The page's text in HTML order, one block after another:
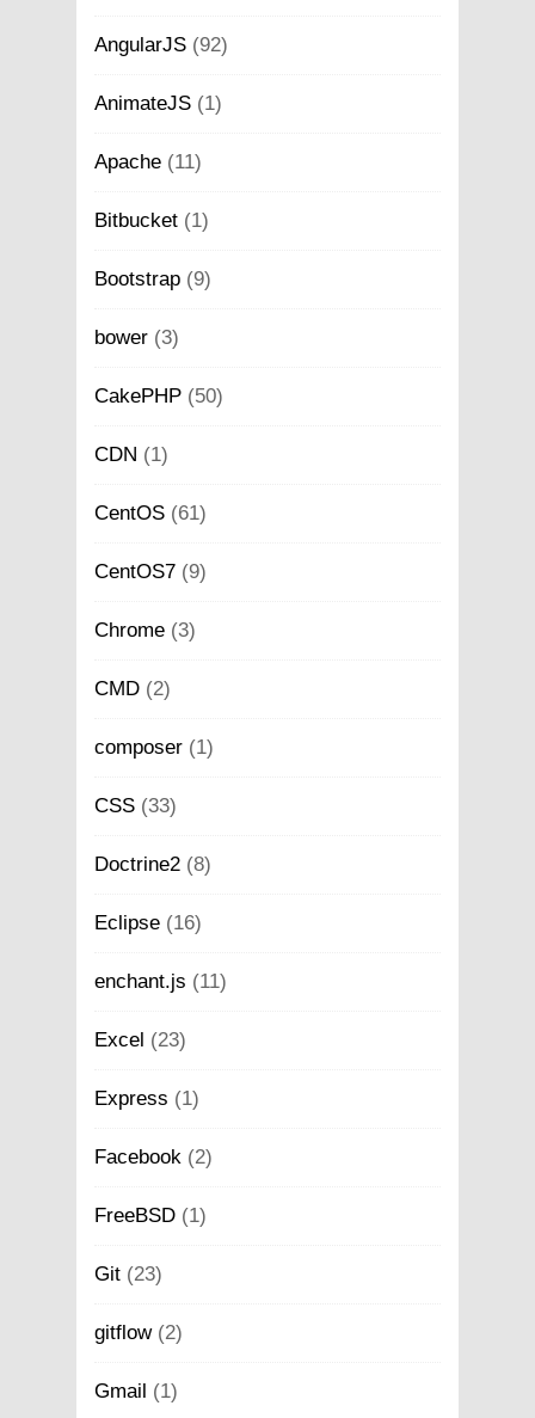
AngularJS (92)
AnimateJS (1)
Apache (11)
Bitbucket (1)
Bootstrap (9)
bower (3)
CakePHP (50)
CDN (1)
CentOS (61)
CentOS7 (9)
Chrome (3)
CMD (2)
composer (1)
CSS (33)
Doctrine2 (8)
Eclipse (16)
enchant.js (11)
Excel (23)
Express (1)
Facebook (2)
FreeBSD (1)
Git (23)
gitflow(2)
Gmail (1)